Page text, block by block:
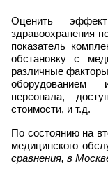
Оценить
здравоохранения
показатель
обстановку с
различные
оборудованием
персонала,
стоимости, и т.д.
По состоянию на
медицинского
сравнения, в